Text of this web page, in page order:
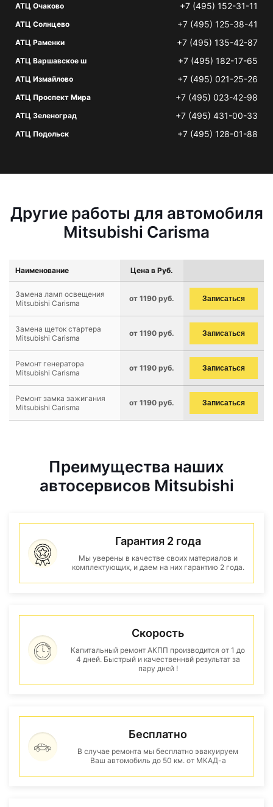
АТЦ Очаково +7 (495) 152-31-11
АТЦ Солнцево +7 (495) 125-38-41
АТЦ Раменки +7 (495) 135-42-87
АТЦ Варшавское ш +7 (495) 182-17-65
АТЦ Измайлово +7 (495) 021-25-26
АТЦ Проспект Мира +7 (495) 023-42-98
АТЦ Зеленоград +7 (495) 431-00-33
АТЦ Подольск +7 (495) 128-01-88
Другие работы для автомобиля
Mitsubishi Carisma
Наименование Цена в Руб.
Замена ламп освещения
Mitsubishi Carisma
от 1190 руб. Записаться
Замена щеток стартера
Mitsubishi Carisma
от 1190 руб. Записаться
Ремонт генератора
Mitsubishi Carisma
от 1190 руб. Записаться
Ремонт замка зажигания
Mitsubishi Carisma
от 1190 руб. Записаться
Преимущества наших
автосервисов Mitsubishi
Гарантия 2 года
Мы уверены в качестве своих материалов и
комплектующих, и даем на них гарантию 2 года.
Скорость
Капитальный ремонт АКПП производится от 1 до
4 дней. Быстрый и качественнвй результат за
пару дней !
Бесплатно
В случае ремонта мы бесплатно эвакуируем
Ваш автомобиль до 50 км. от МКАД-а